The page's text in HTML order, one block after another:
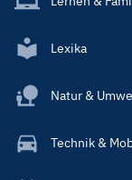
Lexika
Natur &
Technik &